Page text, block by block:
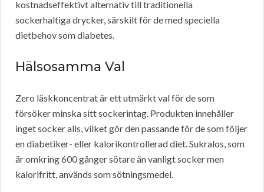
kostnadseffektivt alternativ till traditionella
sockerhaltiga drycker, särskilt för de med speciella
dietbehov som diabetes.
Hälsosamma Val
Zero läskkoncentrat är ett utmärkt val för de som
försöker minska sitt sockerintag. Produkten innehåller
inget socker alls, vilket gör den passande för de som följer
en diabetiker- eller kalorikontrollerad diet. Sukralos, som
är omkring 600 gånger sötare än vanligt socker men
kalorifritt, används som sötningsmedel.